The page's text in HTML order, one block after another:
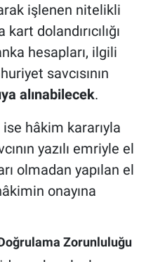
işlenen nitelikli
kart dolandırıcılığı
hesapları, ilgili
savcısının
alınabilecek.
hâkim kararıyla
yazılı emriyle el
olmadan yapılan el
onayına
Zorunluluğu